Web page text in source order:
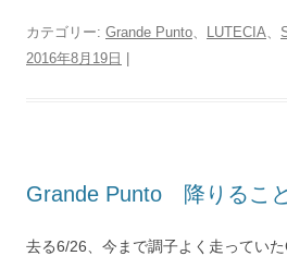
カテゴリー: Grande Punto LUTECIA
2016年8月19日 |
Grande Punto 降りること
去る6/26、今まで調子よく走ってい